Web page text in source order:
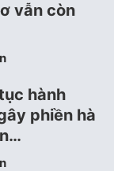
vẫn còn
hành
phiền hà